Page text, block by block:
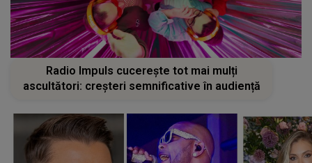
Radio Impuls cucerește tot mai mulți
ascultători: creșteri semnificative în audiență